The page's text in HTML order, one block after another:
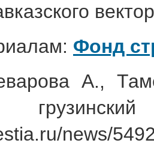
Фонд
А.,
news/